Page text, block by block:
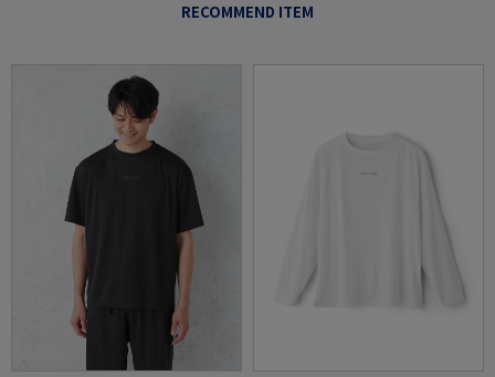
RECOMMEND ITEM